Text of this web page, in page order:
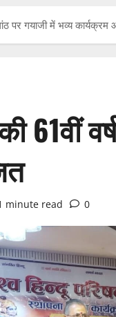
पर गयाजी में भव्य कार्यक्रम
61वीं
minute read 0